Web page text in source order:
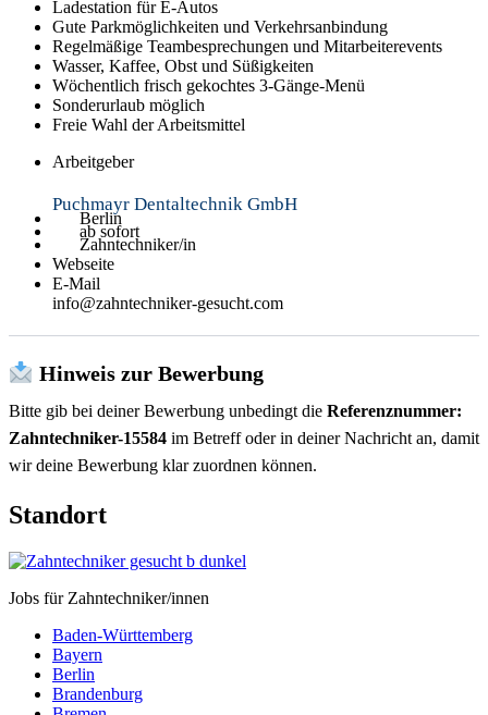
© 2026zahntechniker-gesucht.com. Alle Rechte vorbehalten.
Paypal Cc-visa Money-check